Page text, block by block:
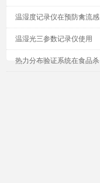
温湿度记录仪在预防禽流感
温湿光三参数记录仪使用
热力分布验证系统在食品杀